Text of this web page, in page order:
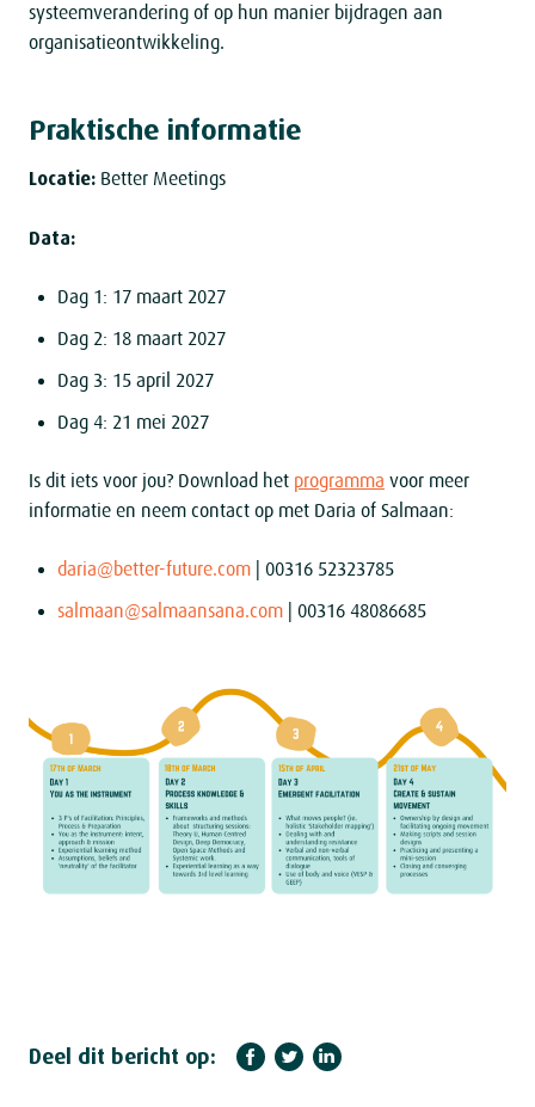
systeemverandering of op hun manier bijdragen aan
organisatieontwikkeling.
Praktische informatie
Locatie: Better Meetings
Data:
Dag 1: 17 maart 2027
Dag 2: 18 maart 2027
Dag 3: 15 april 2027
Dag 4: 21 mei 2027
Is dit iets voor jou? Download het programma voor meer
informatie en neem contact op met Daria of Salmaan:
daria@better-future.com | 00316 52323785
salmaan@salmaansana.com
| 00316 48086685
Deel dit bericht op: